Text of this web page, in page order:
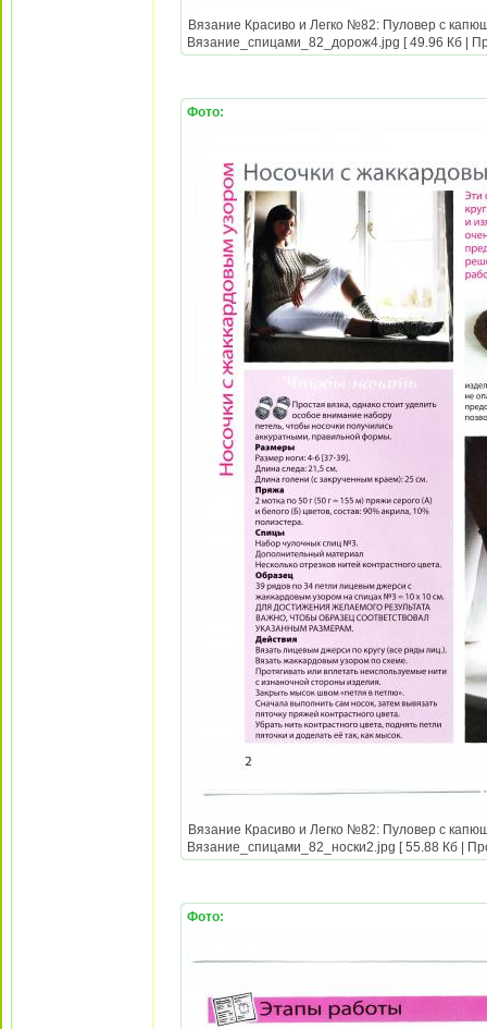
Вязание Красиво и Легко №82: Пуловер с
Вязание_спицами_82_дорож4.jpg [ 49.96 Кб |
Фото:
Вязание Красиво и Легко №82: Пуловер с
Вязание_спицами_82_носки2.jpg [ 55.88 Кб |
Фото: